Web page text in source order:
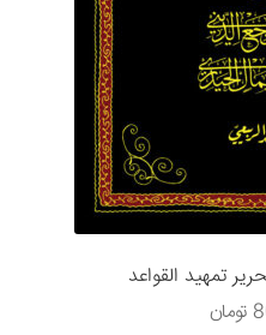
تمهيد القواعد
تومان